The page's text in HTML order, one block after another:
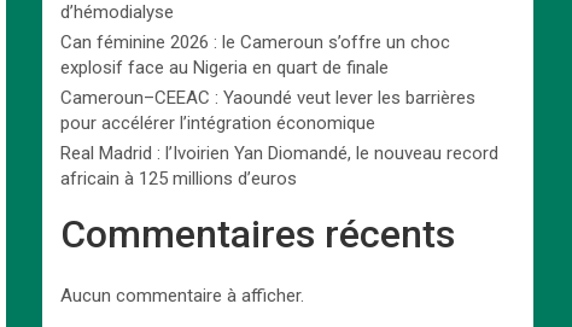
d’hémodialyse
Can féminine 2026 : le Cameroun s’offre un choc
explosif face au Nigeria en quart de finale
Cameroun–CEEAC : Yaoundé veut lever les barrières
pour accélérer l’intégration économique
Real Madrid : l’Ivoirien Yan Diomandé, le nouveau record
africain à 125 millions d’euros
Commentaires récents
Aucun commentaire à afficher.